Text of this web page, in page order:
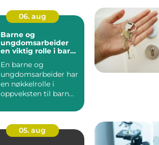
06. aug
Barne og
ungdomsarbeider
en viktig rolle i barn
En barne og
ungdomsarbeider har
en nøkkelrolle i
oppveksten til barn
handler om å ska...
05. aug